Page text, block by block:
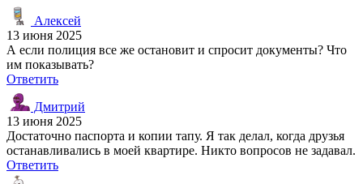
Алексей
13 июня 2025
А если полиция все же остановит и спросит документы? Что
им показывать?
Ответить
Дмитрий
13 июня 2025
Достаточно паспорта и копии тапу. Я так делал, когда друзья
останавливались в моей квартире. Никто вопросов не задавал.
Ответить